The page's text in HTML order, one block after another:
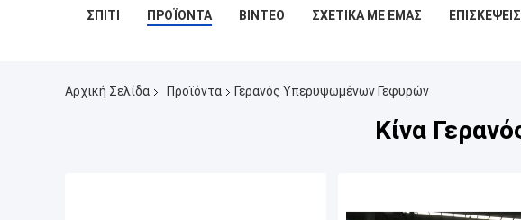
ΣΠΊΤΙ ΠΡΟΪΌΝΤΑ ΒΊΝΤΕΟ ΣΧΕΤΙΚΆ ΜΕ ΕΜΆΣ
Αρχική Σελίδα Προϊόντα Γερανός Υπερυψωμένων Γεφυρών
Κίνα